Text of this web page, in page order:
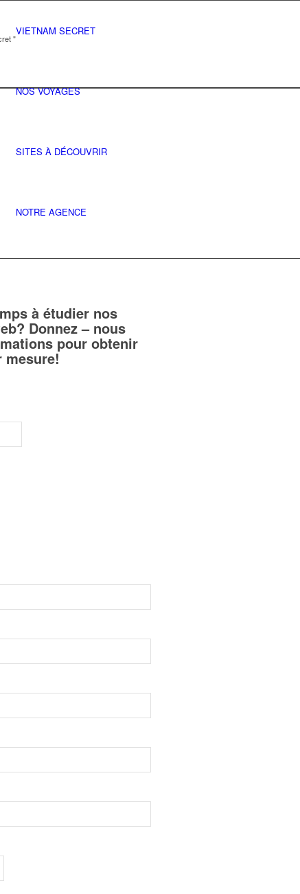
VIETNAM SECRET
"
NOS VOYAGES
SITES À DÉCOUVRIR
NOTRE AGENCE
à étudier nos
Donnez – nous
pour obtenir
mesure!